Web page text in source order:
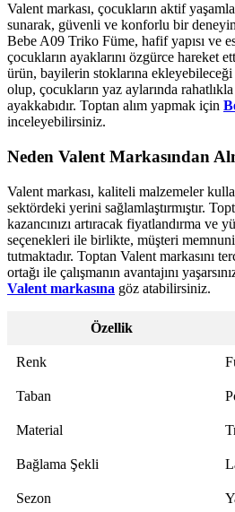
Valent markası, çocukların aktif
sunarak, güvenli ve konforlu bir
Bebe A09 Triko Füme, hafif yapısı ve
çocukların ayaklarını özgürce hareket
ürün, bayilerin stoklarına
olup, çocukların yaz aylarında
ayakkabıdır. Toptan alım yapmak için
inceleyebilirsiniz.
Neden Valent Markasından
Valent markası, kaliteli malzemeler
sektördeki yerini sağlamlaştırmıştır.
kazancınızı artıracak fiyatlandırma ve
seçenekleri ile birlikte, müşteri
tutmaktadır. Toptan Valent markasını
ortağı ile çalışmanın avantajını
Valent markasına göz atabilirsiniz.
Özellik
Renk
Taban
Material
Bağlama Şekli
Sezon